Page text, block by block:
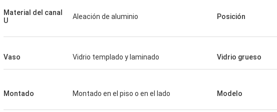
Material del canal
U
Aleación de aluminio Posición
Vaso Vidrio templado y laminado Vidrio grueso
Montado Montado en el piso o en el lado Modelo